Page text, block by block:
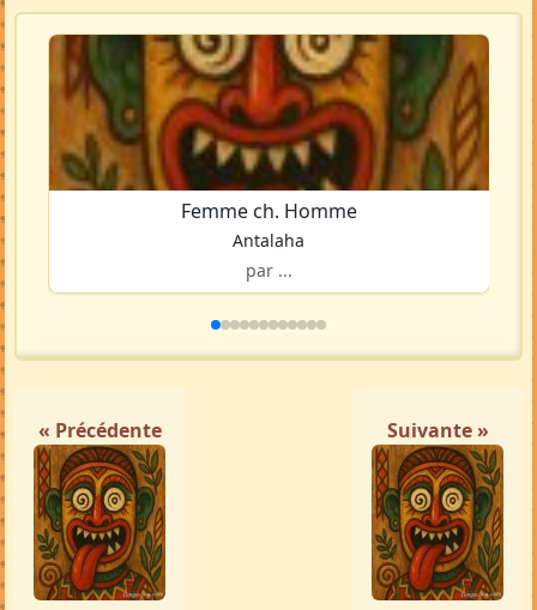
Femme ch. Homme
Antalaha
par ...
« Précédente Suivante »